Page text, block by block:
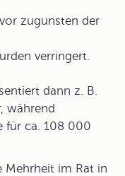
zugunsten der
verringert.
dann z. B.
während
für ca. 108 000
Mehrheit im Rat in